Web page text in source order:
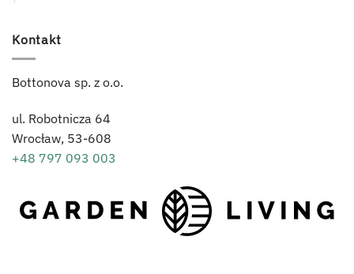
Kontakt
Bottonova sp. z o.o.
ul. Robotnicza 64
Wrocław, 53-608
+48 797 093 003